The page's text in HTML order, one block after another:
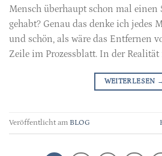
Mensch überhaupt schon mal einen
gehabt? Genau das denke ich jedes
und schön, als wäre das Entfernen
Zeile im Prozessblatt. In der Realität
WEITERLESEN
Veröffentlicht am BLOG